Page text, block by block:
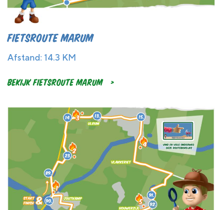
Fietsroute Marum
Afstand: 14.3 KM
Bekijk Fietsroute Marum